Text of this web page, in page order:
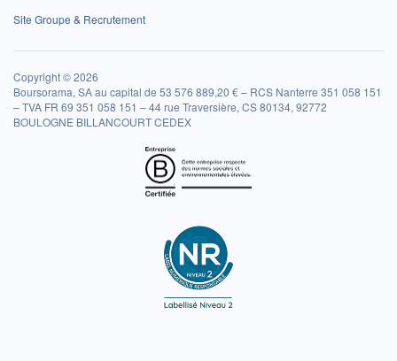
Site Groupe & Recrutement
Copyright © 2026
Boursorama, SA au capital de 53 576 889,20 € – RCS Nanterre 351 058 151
– TVA FR 69 351 058 151 – 44 rue Traversière, CS 80134, 92772
BOULOGNE BILLANCOURT CEDEX